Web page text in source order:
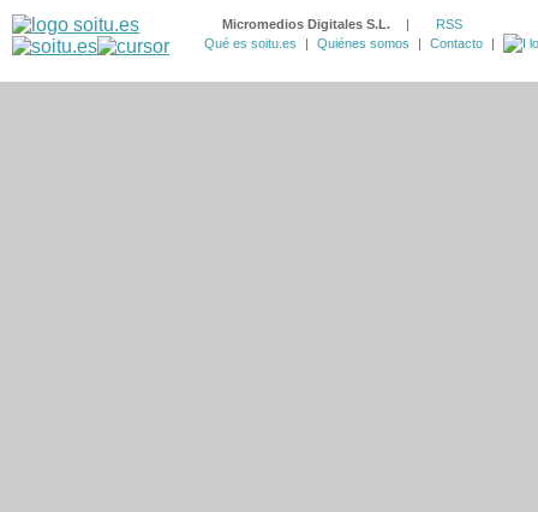
Micromedios Digitales S.L. |
RSS
Qué es soitu.es
| Quiénes somos | Contacto |